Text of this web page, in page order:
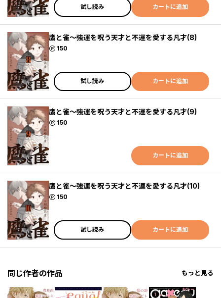
試し読み カートに追加
鷹と雀～強運を呪う天才と不運を愛する凡才(8)
150
ポイント
試し読み カートに追加
鷹と雀～強運を呪う天才と不運を愛する凡才(9)
150
ポイント
カートに追加
鷹と雀～強運を呪う天才と不運を愛する凡才(10)
150
ポイント
試し読み カートに追加
同じ作者の作品 もっと見る